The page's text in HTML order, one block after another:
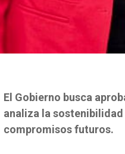
El Gobierno busca
analiza la
compromisos futuros.